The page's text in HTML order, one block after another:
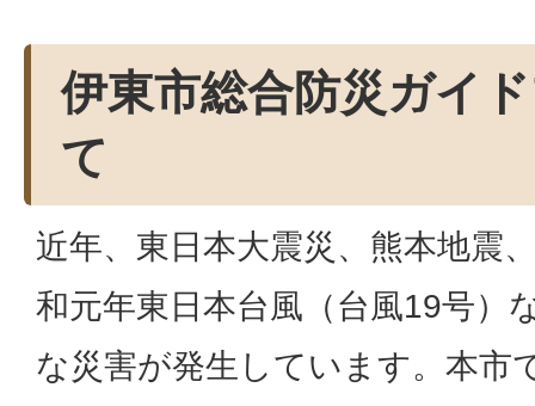
伊東市総合防災ガイ
て
近年、東日本大震災、熊本地震
和元年東日本台風（台風19号）
な災害が発生しています。本市